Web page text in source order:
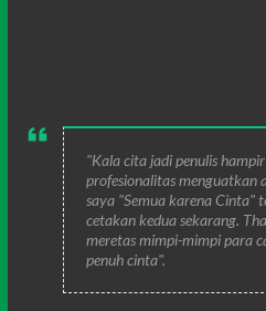
"Kala cita jadi penulis
profesionalitas menguatkan
saya "Semua karena Cinta"
cetakan kedua sekarang.
meretas mimpi-mimpi para
penuh cinta".